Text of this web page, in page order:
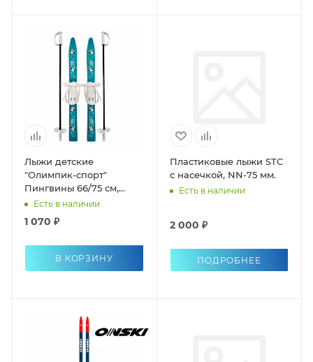
Лыжи детские
"Олимпик-спорт"
Пингвины 66/75 см,
крепление мягкое
Есть в наличии
1 070 ₽
В КОРЗИНУ
Пластиковые лыжи STC
с насечкой, NN-75 мм.
Есть в наличии
2 000 ₽
ПОДРОБНЕЕ